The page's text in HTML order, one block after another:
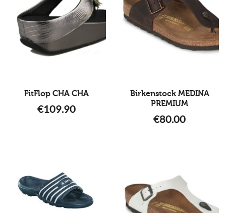
FitFlop CHA CHA
€109.90
Birkenstock MEDINA
PREMIUM
€80.00